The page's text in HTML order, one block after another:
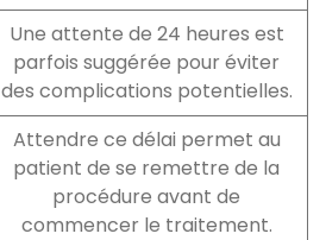
Une attente de 24 heures est
parfois suggérée pour éviter
des complications potentielles.
Attendre ce délai permet au
patient de se remettre de la
procédure avant de
commencer le traitement.